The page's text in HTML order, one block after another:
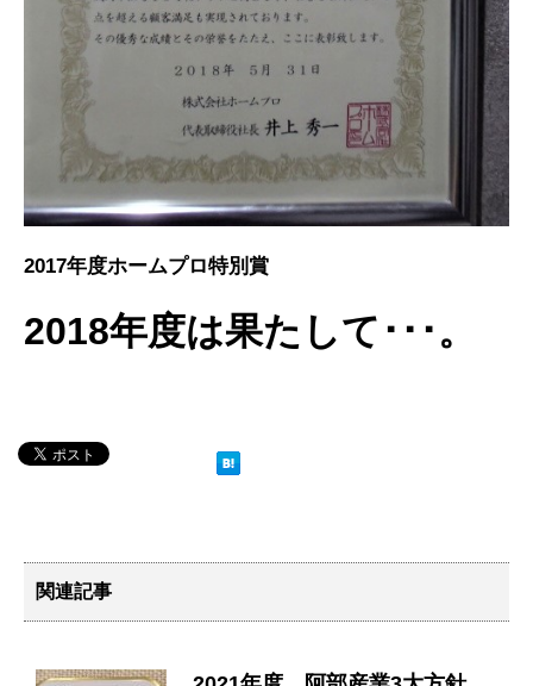
2017年度ホームプロ特別賞
2018年度は果たして･･･。
関連記事